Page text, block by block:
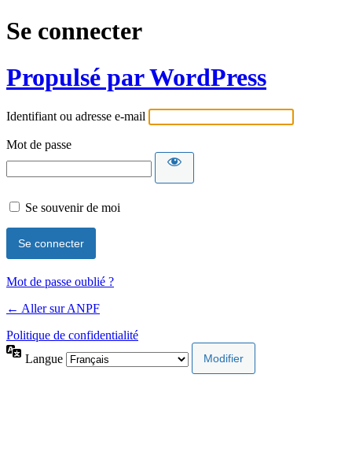
Se connecter
Propulsé par WordPress
Identifiant ou adresse e-mail
Mot de passe
Se souvenir de moi
Mot de passe oublié ?
← Aller sur ANPF
Politique de confidentialité
Langue